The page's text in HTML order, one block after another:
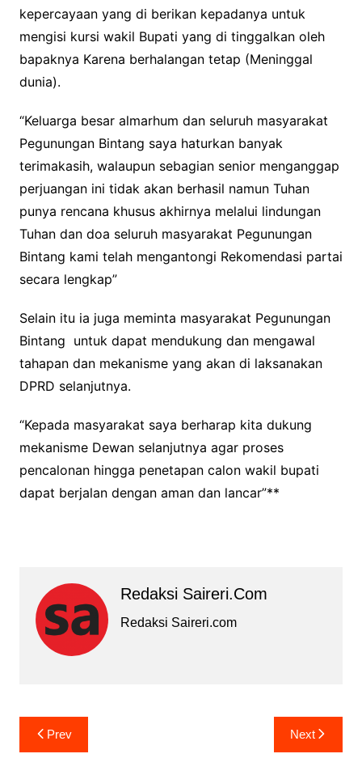
kepercayaan yang di berikan kepadanya untuk
mengisi kursi wakil Bupati yang di tinggalkan oleh
bapaknya Karena berhalangan tetap (Meninggal
dunia).
“Keluarga besar almarhum dan seluruh masyarakat
Pegunungan Bintang saya haturkan banyak
terimakasih, walaupun sebagian senior menganggap
perjuangan ini tidak akan berhasil namun Tuhan
punya rencana khusus akhirnya melalui lindungan
Tuhan dan doa seluruh masyarakat Pegunungan
Bintang kami telah mengantongi Rekomendasi partai
secara lengkap”
Selain itu ia juga meminta masyarakat Pegunungan
Bintang untuk dapat mendukung dan mengawal
tahapan dan mekanisme yang akan di laksanakan
DPRD selanjutnya.
“Kepada masyarakat saya berharap kita dukung
mekanisme Dewan selanjutnya agar proses
pencalonan hingga penetapan calon wakil bupati
dapat berjalan dengan aman dan lancar”**
Redaksi Saireri.com
Redaksi Saireri.com
Navigasi
pos
Prev Next